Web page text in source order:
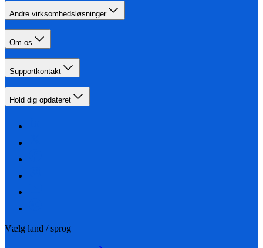
Andre virksomhedsløsninger
Om os
Supportkontakt
Hold dig opdateret
Vælg land / sprog